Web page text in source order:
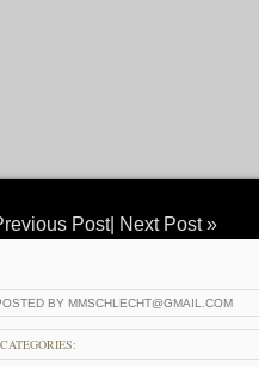
Post| Next Post»
BY MMSCHLECHT@GMAIL.COM
CATEGORIES: